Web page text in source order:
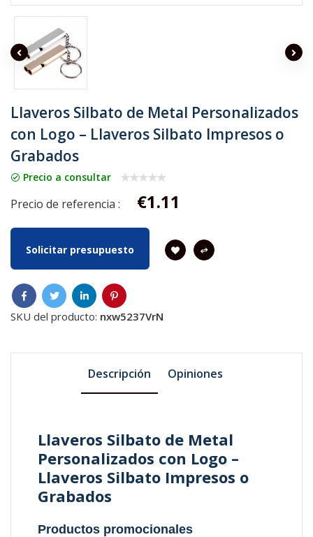
Llaveros Silbato de Metal Personalizados
con Logo – Llaveros Silbato Impresos o
Grabados
Precio a consultar
Precio de referencia : €1.11
Solicitar presupuesto
SKU del producto: nxw5237VrN
Descripción Opiniones
Llaveros Silbato de Metal
Personalizados con Logo –
Llaveros Silbato Impresos o
Grabados
Productos promocionales